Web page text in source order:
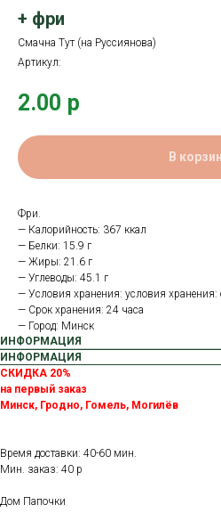
+ фри
Смачна Тут (на Руссиянова)
Артикул:
2.00 р
В
Фри.
— Калорийность: 367 ккал
— Белки: 15.9 г
— Жиры: 21.6 г
— Углеводы: 45.1 г
— Условия хранения: условия хранения:
— Срок хранения: 24 часа
— Город: Минск
ИНФОРМАЦИЯ
ИНФОРМАЦИЯ
СКИДКА 20%
на первый заказ
Минск, Гродно, Гомель, Могилёв
Время доставки: 40-60 мин.
Мин. заказ: 40 р
Дом Папочки